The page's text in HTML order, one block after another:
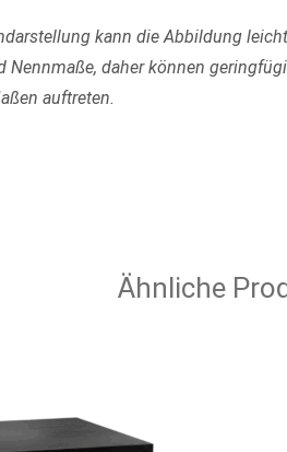
kann die Abbildung
Nennmaße, daher können
auftreten.
Ähnliche